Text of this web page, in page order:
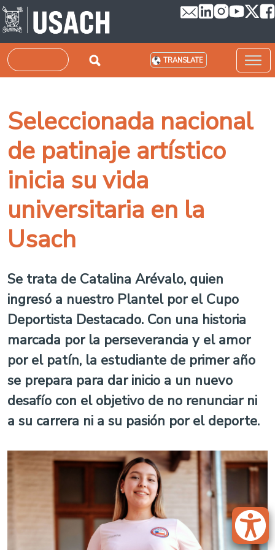
Skip to main content
Search TRANSLATE
Seleccionada nacional
de patinaje artístico
inicia su vida
universitaria en la
Usach
Se trata de Catalina Arévalo, quien
ingresó a nuestro Plantel por el Cupo
Deportista Destacado. Con una historia
marcada por la perseverancia y el amor
por el patín, la estudiante de primer año
se prepara para dar inicio a un nuevo
desafío con el objetivo de no renunciar ni
a su carrera ni a su pasión por el deporte.